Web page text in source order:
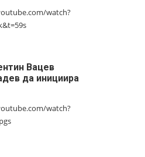
watch?
Вацев
да инициира
watch?